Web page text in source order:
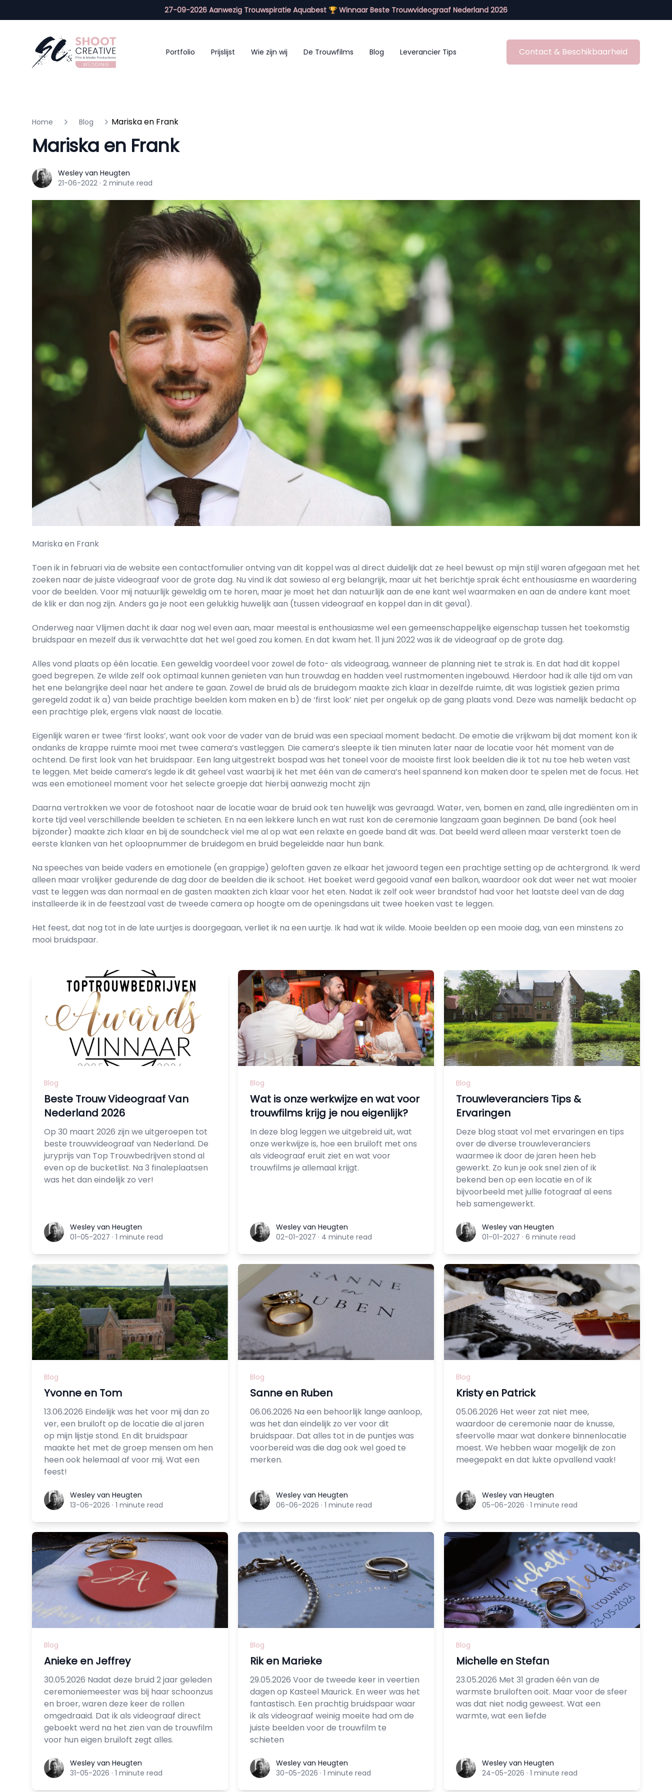
27-09-2026 Aanwezig Trouwspiratie Aquabest 🏆 Winnaar Beste Trouwvideograaf Nederland 2026
Portfolio Prijslijst Wie zijn wij De Trouwfilms Blog Leverancier Tips Contact & Beschikbaarheid
Home Blog Mariska en Frank
Mariska en Frank
Wesley van Heugten
Wesley van Heugten
21-06-2022 · 2 minute read
Mariska en Frank
Toen ik in februari via de website een contactfomulier ontving van dit koppel was al direct duidelijk dat ze heel bewust op mijn stijl waren afgegaan met het
zoeken naar de juiste videograaf voor de grote dag. Nu vind ik dat sowieso al erg belangrijk, maar uit het berichtje sprak écht enthousiasme en waardering
voor de beelden. Voor mij natuurlijk geweldig om te horen, maar je moet het dan natuurlijk aan de ene kant wel waarmaken en aan de andere kant moet
de klik er dan nog zijn. Anders ga je noot een gelukkig huwelijk aan (tussen videograaf en koppel dan in dit geval).
Onderweg naar Vlijmen dacht ik daar nog wel even aan, maar meestal is enthousiasme wel een gemeenschappelijke eigenschap tussen het toekomstig
bruidspaar en mezelf dus ik verwachtte dat het wel goed zou komen. En dat kwam het. 11 juni 2022 was ik de videograaf op de grote dag.
Alles vond plaats op één locatie. Een geweldig voordeel voor zowel de foto- als videograag, wanneer de planning niet te strak is. En dat had dit koppel
goed begrepen. Ze wilde zelf ook optimaal kunnen genieten van hun trouwdag en hadden veel rustmomenten ingebouwd. Hierdoor had ik alle tijd om van
het ene belangrijke deel naar het andere te gaan. Zowel de bruid als de bruidegom maakte zich klaar in dezelfde ruimte, dit was logistiek gezien prima
geregeld zodat ik a) van beide prachtige beelden kom maken en b) de ‘first look’ niet per ongeluk op de gang plaats vond. Deze was namelijk bedacht op
een prachtige plek, ergens vlak naast de locatie.
Eigenlijk waren er twee ‘first looks’, want ook voor de vader van de bruid was een speciaal moment bedacht. De emotie die vrijkwam bij dat moment kon ik
ondanks de krappe ruimte mooi met twee camera’s vastleggen. Die camera’s sleepte ik tien minuten later naar de locatie voor hét moment van de
ochtend. De first look van het bruidspaar. Een lang uitgestrekt bospad was het toneel voor de mooiste first look beelden die ik tot nu toe heb weten vast
te leggen. Met beide camera’s legde ik dit geheel vast waarbij ik het met één van de camera’s heel spannend kon maken door te spelen met de focus. Het
was een emotioneel moment voor het selecte groepje dat hierbij aanwezig mocht zijn
Daarna vertrokken we voor de fotoshoot naar de locatie waar de bruid ook ten huwelijk was gevraagd. Water, ven, bomen en zand, alle ingrediënten om in
korte tijd veel verschillende beelden te schieten. En na een lekkere lunch en wat rust kon de ceremonie langzaam gaan beginnen. De band (ook heel
bijzonder) maakte zich klaar en bij de soundcheck viel me al op wat een relaxte en goede band dit was. Dat beeld werd alleen maar versterkt toen de
eerste klanken van het oploopnummer de bruidegom en bruid begeleidde naar hun bank.
Na speeches van beide vaders en emotionele (en grappige) geloften gaven ze elkaar het jawoord tegen een prachtige setting op de achtergrond. Ik werd
alleen maar vrolijker gedurende de dag door de beelden die ik schoot. Het boeket werd gegooid vanaf een balkon, waardoor ook dat weer net wat mooier
vast te leggen was dan normaal en de gasten maakten zich klaar voor het eten. Nadat ik zelf ook weer brandstof had voor het laatste deel van de dag
installeerde ik in de feestzaal vast de tweede camera op hoogte om de openingsdans uit twee hoeken vast te leggen.
Het feest, dat nog tot in de late uurtjes is doorgegaan, verliet ik na een uurtje. Ik had wat ik wilde. Mooie beelden op een mooie dag, van een minstens zo
mooi bruidspaar.
Blog
Beste Trouw Videograaf Van
Nederland 2026
Op 30 maart 2026 zijn we uitgeroepen tot
beste trouwvideograaf van Nederland. De
juryprijs van Top Trouwbedrijven stond al
even op de bucketlist. Na 3 finaleplaatsen
was het dan eindelijk zo ver!
Wesley van Heugten
Wesley van Heugten
01-05-2027 · 1 minute read
Blog
Wat is onze werkwijze en wat voor
trouwfilms krijg je nou eigenlijk?
In deze blog leggen we uitgebreid uit, wat
onze werkwijze is, hoe een bruiloft met ons
als videograaf eruit ziet en wat voor
trouwfilms je allemaal krijgt.
Wesley van Heugten
Wesley van Heugten
02-01-2027 · 4 minute read
Blog
Trouwleveranciers Tips &
Ervaringen
Deze blog staat vol met ervaringen en tips
over de diverse trouwleveranciers
waarmee ik door de jaren heen heb
gewerkt. Zo kun je ook snel zien of ik
bekend ben op een locatie en of ik
bijvoorbeeld met jullie fotograaf al eens
heb samengewerkt.
Wesley van Heugten
Wesley van Heugten
01-01-2027 · 6 minute read
Blog
Yvonne en Tom
13.06.2026 Eindelijk was het voor mij dan zo
ver, een bruiloft op de locatie die al jaren
op mijn lijstje stond. En dit bruidspaar
maakte het met de groep mensen om hen
heen ook helemaal af voor mij. Wat een
feest!
Wesley van Heugten
Wesley van Heugten
13-06-2026 · 1 minute read
Blog
Sanne en Ruben
06.06.2026 Na een behoorlijk lange aanloop,
was het dan eindelijk zo ver voor dit
bruidspaar. Dat alles tot in de puntjes was
voorbereid was die dag ook wel goed te
merken.
Wesley van Heugten
Wesley van Heugten
06-06-2026 · 1 minute read
Blog
Kristy en Patrick
05.06.2026 Het weer zat niet mee,
waardoor de ceremonie naar de knusse,
sfeervolle maar wat donkere binnenlocatie
moest. We hebben waar mogelijk de zon
meegepakt en dat lukte opvallend vaak!
Wesley van Heugten
Wesley van Heugten
05-06-2026 · 1 minute read
Blog
Anieke en Jeffrey
30.05.2026 Nadat deze bruid 2 jaar geleden
ceremoniemeester was bij haar schoonzus
en broer, waren deze keer de rollen
omgedraaid. Dat ik als videograaf direct
geboekt werd na het zien van de trouwfilm
voor hun eigen bruiloft zegt alles.
Wesley van Heugten
Wesley van Heugten
31-05-2026 · 1 minute read
Blog
Rik en Marieke
29.05.2026 Voor de tweede keer in veertien
dagen op Kasteel Maurick. En weer was het
fantastisch. Een prachtig bruidspaar waar
ik als videograaf weinig moeite had om de
juiste beelden voor de trouwfilm te
schieten
Wesley van Heugten
Wesley van Heugten
30-05-2026 · 1 minute read
Blog
Michelle en Stefan
23.05.2026 Met 31 graden één van de
warmste bruiloften ooit. Maar voor de sfeer
was dat niet nodig geweest. Wat een
warmte, wat een liefde
Wesley van Heugten
Wesley van Heugten
24-05-2026 · 1 minute read